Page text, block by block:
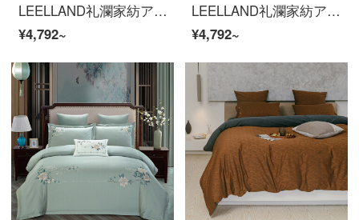
LEELLAND礼瀾家紡アメリカ式色織水洗い綿刺繍全綿寝具四点セット純綿ベッド用品茂林1.8-2.0メートルベッド/220*240 cm
¥4,792~
LEELLAND礼瀾家紡アメリカ式色織水洗い綿刺繍全綿寝具四点セット純綿ベッド用品茂林1.8-2.0メートルベッド/220*240 cm
¥4,792~